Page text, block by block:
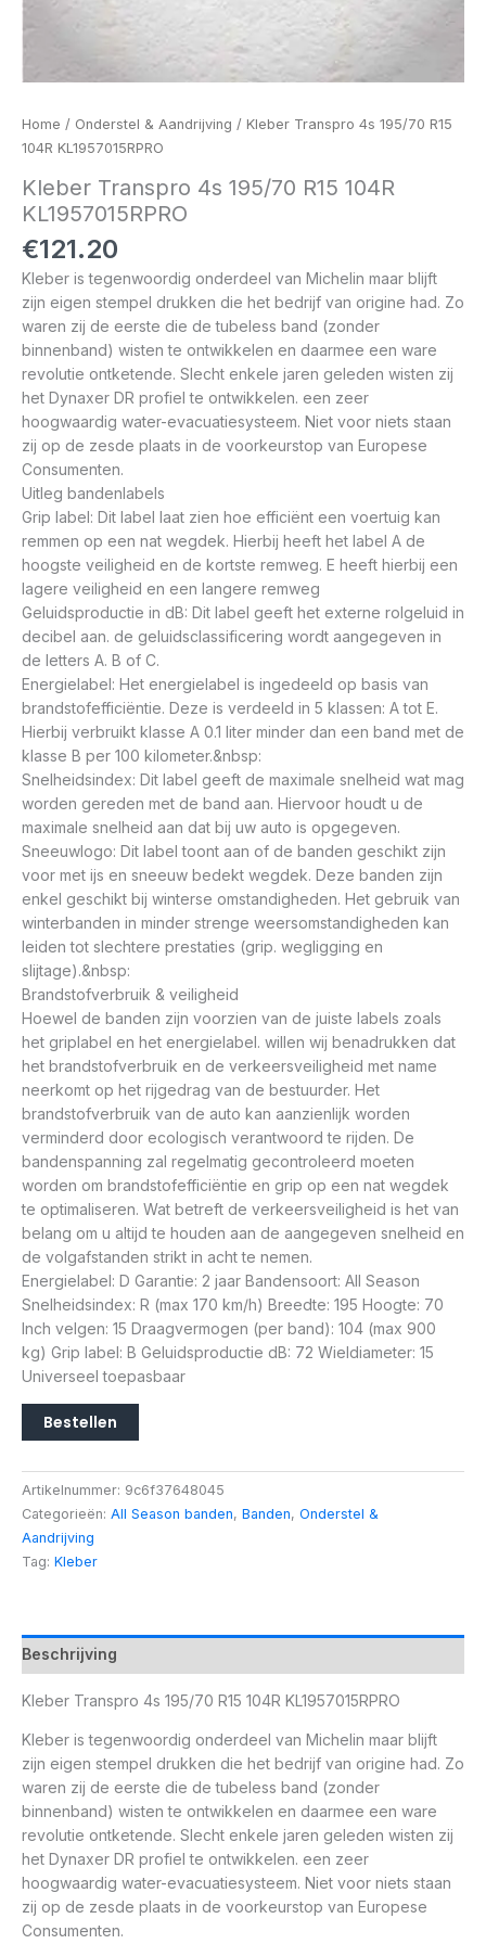
Home / Onderstel & Aandrijving / Kleber Transpro 4s 195/70 R15
104R KL1957015RPRO
Kleber Transpro 4s 195/70 R15 104R
KL1957015RPRO
€121.20
Kleber is tegenwoordig onderdeel van Michelin maar blijft
zijn eigen stempel drukken die het bedrijf van origine had. Zo
waren zij de eerste die de tubeless band (zonder
binnenband) wisten te ontwikkelen en daarmee een ware
revolutie ontketende. Slecht enkele jaren geleden wisten zij
het Dynaxer DR profiel te ontwikkelen. een zeer
hoogwaardig water-evacuatiesysteem. Niet voor niets staan
zij op de zesde plaats in de voorkeurstop van Europese
Consumenten.
Uitleg bandenlabels
Grip label: Dit label laat zien hoe efficiënt een voertuig kan
remmen op een nat wegdek. Hierbij heeft het label A de
hoogste veiligheid en de kortste remweg. E heeft hierbij een
lagere veiligheid en een langere remweg
Geluidsproductie in dB: Dit label geeft het externe rolgeluid in
decibel aan. de geluidsclassificering wordt aangegeven in
de letters A. B of C.
Energielabel: Het energielabel is ingedeeld op basis van
brandstofefficiëntie. Deze is verdeeld in 5 klassen: A tot E.
Hierbij verbruikt klasse A 0.1 liter minder dan een band met de
klasse B per 100 kilometer.&nbsp:
Snelheidsindex: Dit label geeft de maximale snelheid wat mag
worden gereden met de band aan. Hiervoor houdt u de
maximale snelheid aan dat bij uw auto is opgegeven.
Sneeuwlogo: Dit label toont aan of de banden geschikt zijn
voor met ijs en sneeuw bedekt wegdek. Deze banden zijn
enkel geschikt bij winterse omstandigheden. Het gebruik van
winterbanden in minder strenge weersomstandigheden kan
leiden tot slechtere prestaties (grip. wegligging en
slijtage).&nbsp:
Brandstofverbruik & veiligheid
Hoewel de banden zijn voorzien van de juiste labels zoals
het griplabel en het energielabel. willen wij benadrukken dat
het brandstofverbruik en de verkeersveiligheid met name
neerkomt op het rijgedrag van de bestuurder. Het
brandstofverbruik van de auto kan aanzienlijk worden
verminderd door ecologisch verantwoord te rijden. De
bandenspanning zal regelmatig gecontroleerd moeten
worden om brandstofefficiëntie en grip op een nat wegdek
te optimaliseren. Wat betreft de verkeersveiligheid is het van
belang om u altijd te houden aan de aangegeven snelheid en
de volgafstanden strikt in acht te nemen.
Energielabel: D Garantie: 2 jaar Bandensoort: All Season
Snelheidsindex: R (max 170 km/h) Breedte: 195 Hoogte: 70
Inch velgen: 15 Draagvermogen (per band): 104 (max 900
kg) Grip label: B Geluidsproductie dB: 72 Wieldiameter: 15
Universeel toepasbaar
Bestellen
Artikelnummer: 9c6f37648045
Categorieën: All Season banden, Banden, Onderstel &
Aandrijving
Tag: Kleber
Beschrijving
Kleber Transpro 4s 195/70 R15 104R KL1957015RPRO
Kleber is tegenwoordig onderdeel van Michelin maar blijft
zijn eigen stempel drukken die het bedrijf van origine had. Zo
waren zij de eerste die de tubeless band (zonder
binnenband) wisten te ontwikkelen en daarmee een ware
revolutie ontketende. Slecht enkele jaren geleden wisten zij
het Dynaxer DR profiel te ontwikkelen. een zeer
hoogwaardig water-evacuatiesysteem. Niet voor niets staan
zij op de zesde plaats in de voorkeurstop van Europese
Consumenten.